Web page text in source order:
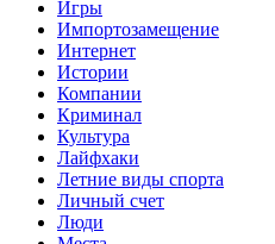
Игры
Импортозамещение
Интернет
Истории
Компании
Криминал
Культура
Лайфхаки
Летние виды спорта
Личный счет
Люди